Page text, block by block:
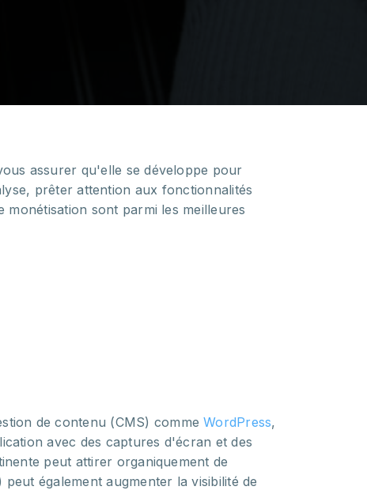
assurer qu'elle se développe pour
prêter attention aux fonctionnalités
sont parmi les meilleures
de contenu (CMS) commeWordPress,
avec des captures d'écran et des
peut attirer organiquement de
également augmenter la visibilité de